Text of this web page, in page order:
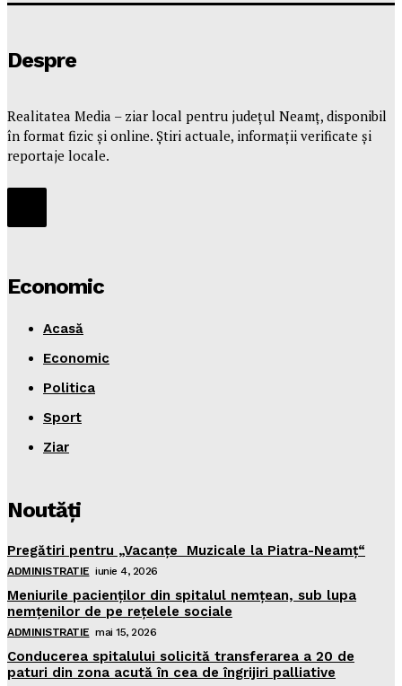
Despre
Realitatea Media – ziar local pentru județul Neamț, disponibil
în format fizic și online. Știri actuale, informații verificate și
reportaje locale.
Economic
Acasă
Economic
Politica
Sport
Ziar
Noutăţi
Pregătiri pentru „Vacanţe Muzicale la Piatra-Neamţ“
ADMINISTRATIE iunie 4, 2026
Meniurile pacienţilor din spitalul nemţean, sub lupa
nemţenilor de pe reţelele sociale
ADMINISTRATIE mai 15, 2026
Conducerea spitalului solicită transferarea a 20 de
paturi din zona acută în cea de îngrijiri palliative